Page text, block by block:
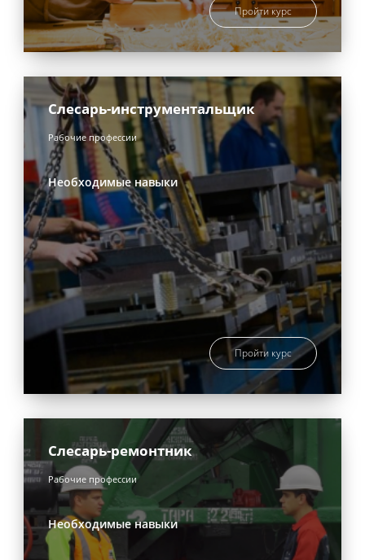
Пройти курс
Слесарь-инструментальщик
Рабочие профессии
Необходимые навыки
Пройти курс
Слесарь-ремонтник
Рабочие профессии
Необходимые навыки